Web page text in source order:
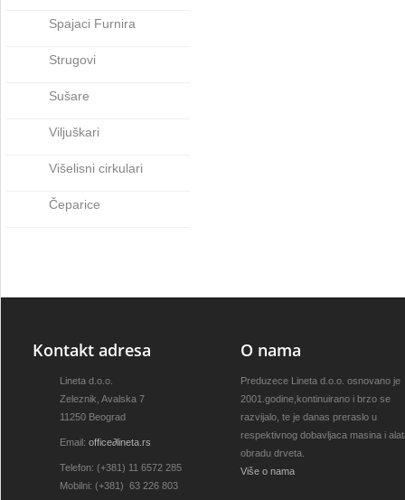
Spajaci Furnira
Strugovi
Sušare
Viljuškari
Višelisni cirkulari
Čeparice
Kontakt adresa
Lineta d.o.o.
Zeleznik, Avalska 7
11250 Beograd
Email: office∂lineta.rs
Telefon: (+381) 11 6572 285
Mobilni: (+381) 63 226 803
O nama
Preduzece Lineta d.o.o. osnovano je
2001.godine,kontinuirano i brzo se
razvijalo, te je danas preraslo u
respektivnog dobavljaca masina i
obradu drveta.
Više o nama